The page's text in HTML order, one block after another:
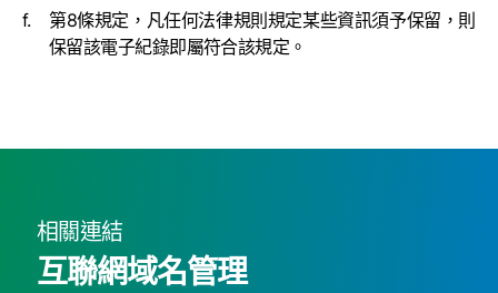
第8條規定，凡任何法律規則規定某些資訊須予保留，則
保留該電子紀錄即屬符合該規定。
相關連結
互聯網域名管理